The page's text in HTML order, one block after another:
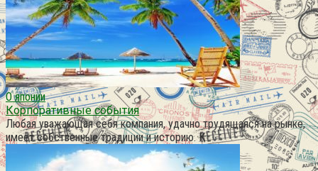
О японии
Корпоративные события
Любая уважающая себя компания, удачно трудящаяся на рынке,
имеет собственные традиции и историю. К